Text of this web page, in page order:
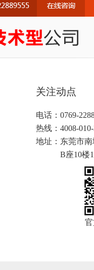
关注动点
电话：0769-
热线：4008-
地址： 东莞市
B座10楼